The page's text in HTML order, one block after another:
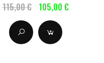
115,00 € 105,00 €